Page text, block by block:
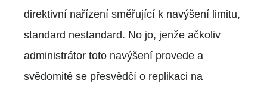
direktivní nařízení směřující k navýšení limitu,
standard nestandard. No jo, jenže ačkoliv
administrátor toto navýšení provede a
svědomitě se přesvědčí o replikaci na